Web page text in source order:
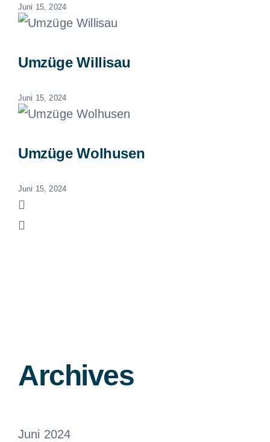
Juni 15, 2024
Umzüge Willisau
Juni 15, 2024
Umzüge Wolhusen
Juni 15, 2024
Archives
Juni 2024